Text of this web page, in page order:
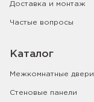
Доставка и монтаж
Частые вопросы
Каталог
Межкомнатные двери
Стеновые панели